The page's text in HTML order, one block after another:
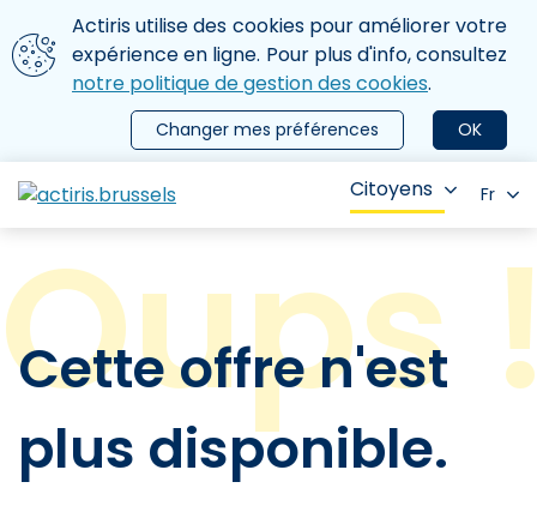
Aller au contenu principal
Nous utilisons des cookies
Actiris utilise des cookies pour améliorer votre
expérience en ligne. Pour plus d'info, consultez
notre politique de gestion des cookies.
OK
Changer mes préférences
le menu
Citoyens Fr
Cette offre n'est
plus disponible.